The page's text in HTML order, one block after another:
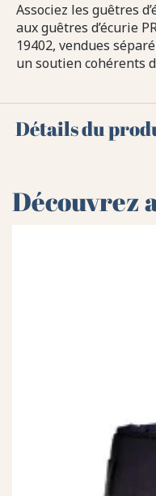
Associez les guêtres
aux guêtres d’écurie
19402, vendues
un soutien cohérents
Détails du
Découvrez